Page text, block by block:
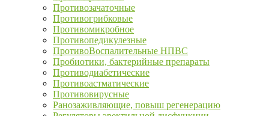
Противозачаточные
Противогрибковые
Противомикробное
Противопедикулезные
ПротивоВоспалительные НПВС
Пробиотики, бактерийные препараты
Противодиабетические
Противоастматические
Противовирусные
Ранозаживляющие, повыш регенерацию